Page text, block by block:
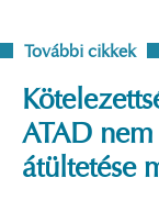
További cikkek
ATAD
átültetése